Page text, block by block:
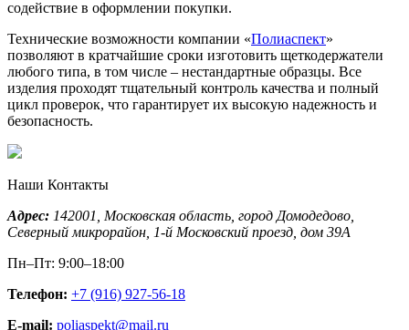
содействие в оформлении покупки.
Технические возможности компании «Полиаспект»
позволяют в кратчайшие сроки изготовить щеткодержатели
любого типа, в том числе – нестандартные образцы. Все
изделия проходят тщательный контроль качества и полный
цикл проверок, что гарантирует их высокую надежность и
безопасность.
Наши Контакты
Адрес: 142001, Московская область, город Домодедово
Северный микрорайон, 1-й Московский проезд, дом 39А
Пн–Пт: 9:00–18:00
Телефон: +7 (916) 927-56-18
E-mail: poliaspekt@mail.ru